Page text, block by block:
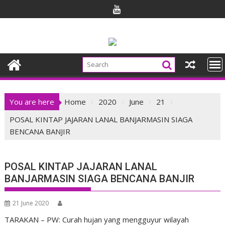
to
You are here Home 2020 June
21
POSAL KINTAP JAJARAN LANAL BANJARMASIN SIAGA
BENCANA BANJIR
POSAL KINTAP JAJARAN LANAL
BANJARMASIN SIAGA BENCANA BANJIR
21 June 2020
TARAKAN – PW: Curah hujan yang mengguyur wilayah